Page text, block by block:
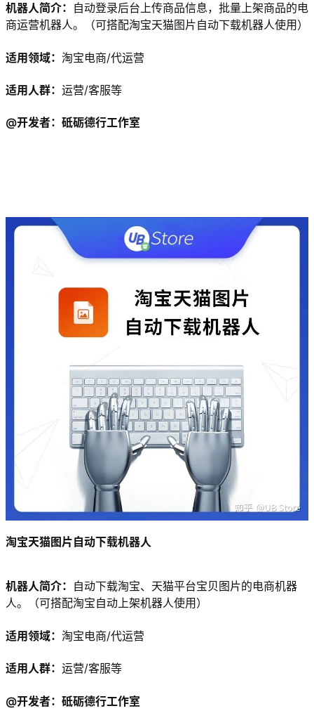
机器人简介： 自动登录后台上传商品信息，批量上架商品的电
商运营机器人。（可搭配淘宝天猫图片自动下载机器人使用）
适用领域： 淘宝电商/代运营
适用人群： 运营/客服等
@开发者：砥砺德行工作室
淘宝天猫图片自动下载机器人
机器人简介： 自动下载淘宝、天猫平台宝贝图片的电商机器
人。（可搭配淘宝自动上架机器人使用）
适用领域： 淘宝电商/代运营
适用人群： 运营/客服等
@开发者：砥砺德行工作室